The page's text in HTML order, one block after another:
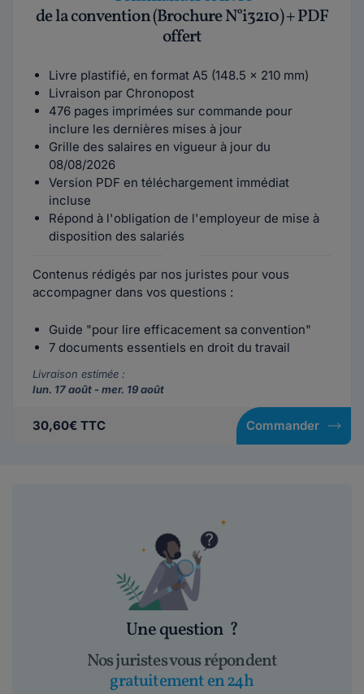
de la convention (Brochure N°i3210) + PDF
offert
Livre plastifié, en format A5 (148.5 x 210 mm)
Livraison par Chronopost
476 pages imprimées sur commande pour
inclure les dernières mises à jour
Grille des salaires en vigueur à jour du
08/08/2026
Version PDF en téléchargement immédiat
incluse
Répond à l'obligation de l'employeur de mise à
disposition des salariés
Contenus rédigés par nos juristes pour vous
accompagner dans vos questions :
Guide "pour lire efficacement sa convention"
7 documents essentiels en droit du travail
Livraison estimée :
lun. 17 août - mer. 19 août
30,60€ TTC Commander
Une question ?
Nos juristes vous répondent
gratuitement en 24h